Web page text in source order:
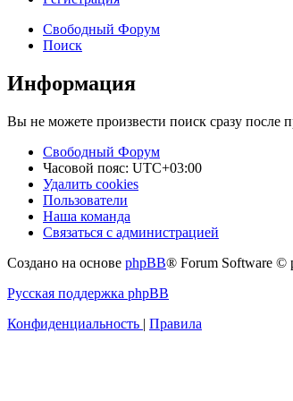
Свободный Форум
Поиск
Информация
Вы не можете произвести поиск сразу после
Свободный Форум
Часовой пояс: UTC+03:00
Удалить cookies
Пользователи
Наша команда
Связаться с администрацией
Создано на основе phpBB® Forum Software ©
Русская поддержка phpBB
Конфиденциальность | Правила